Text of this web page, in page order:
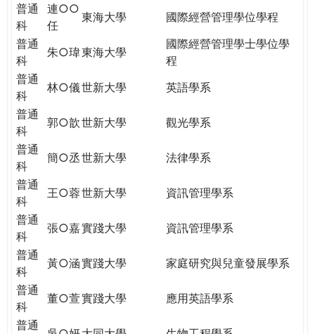
普通
科
連○○
任
東海大學
國際經營管理學位學程
普通
科
朱○瑋東海大學
國際經營管理學士學位學
程
普通
科
林○儀世新大學
英語學系
普通
科
郭○歆世新大學
觀光學系
普通
科
簡○丞世新大學
法律學系
普通
科
王○蓉世新大學
資訊管理學系
普通
科
張○嘉實踐大學
資訊管理學系
普通
科
黃○涵實踐大學
家庭研究與兒童發展學系
普通
科
董○萱實踐大學
應用英語學系
普通